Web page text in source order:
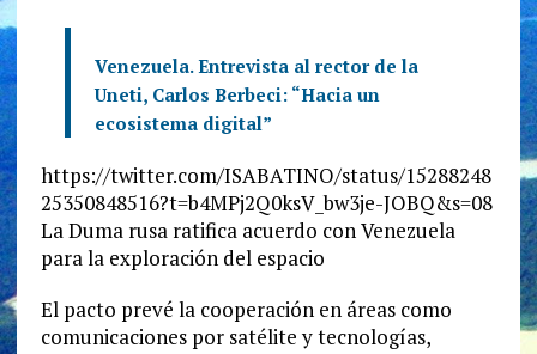
Venezuela. Entrevista al rector de la
Uneti, Carlos Berbeci: “Hacia un
ecosistema digital”
https://twitter.com/ISABATINO/status/15288248
25350848516?t=b4MPj2Q0ksV_bw3je-JOBQ&s=08
La Duma rusa ratifica acuerdo con Venezuela
para la exploración del espacio
El pacto prevé la cooperación en áreas como
comunicaciones por satélite y tecnologías,